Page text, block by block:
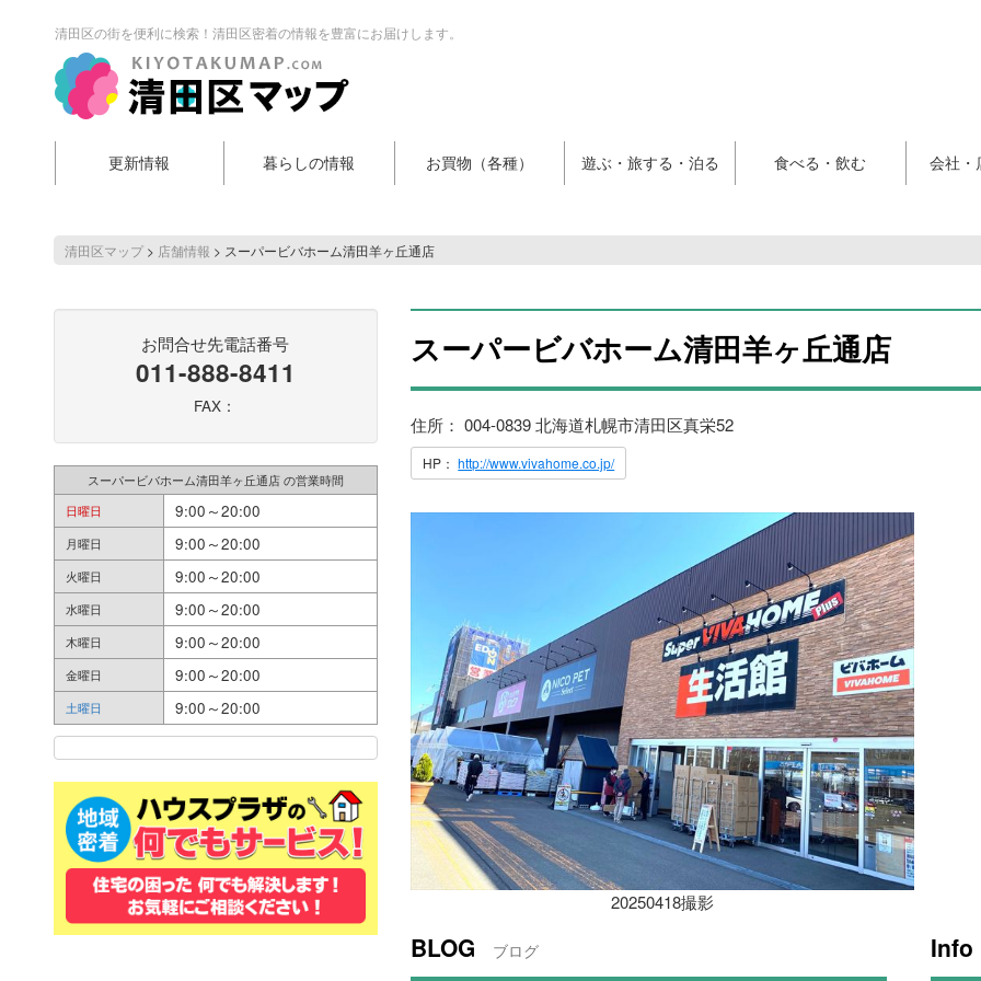
清田区の街を便利に検索！清田区密着の情報を豊富にお届けします。
更新情報 暮らしの情報 お買物（各種） 遊ぶ・旅する・泊る 食べる・飲む 会社・
清田区マップ> 店舗情報 > スーパービバホーム清田羊ヶ丘通店
お問合せ先電話番号
011-888-8411
FAX：
スーパービバホーム清田羊ヶ丘通店 の営業時間
日曜日 9:00～20:00
月曜日 9:00～20:00
火曜日 9:00～20:00
水曜日 9:00～20:00
木曜日 9:00～20:00
金曜日 9:00～20:00
土曜日 9:00～20:00
スーパービバホーム清田羊ヶ丘通店
住所： 004-0839 北海道札幌市清田区真栄52
HP：http://www.vivahome.co.jp/
20250418撮影
BLOG ブログ Info